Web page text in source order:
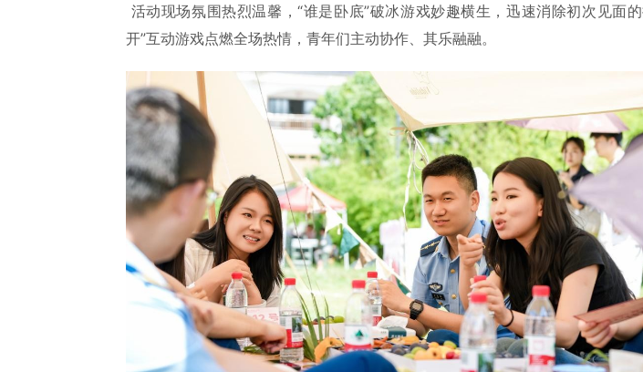
活动现场氛围热烈温馨，“谁是卧底”破冰游戏妙趣横生，迅速消除初次见面
开”互动游戏点燃全场热情，青年们主动协作、其乐融融。